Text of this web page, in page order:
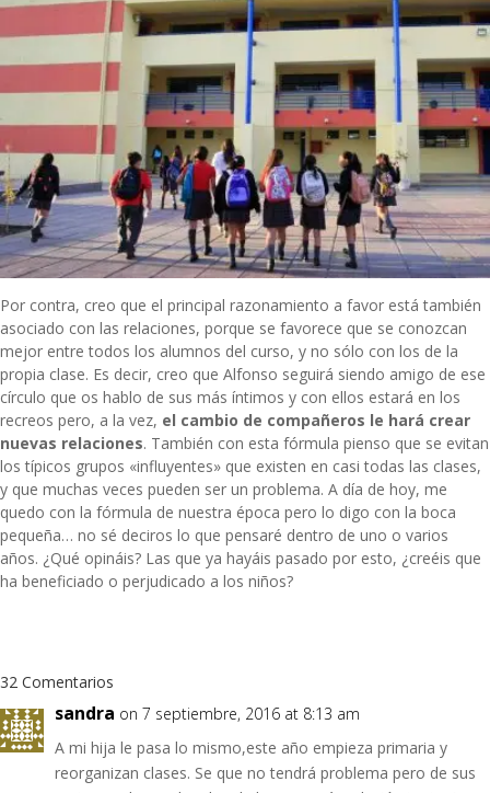
Por contra, creo que el principal razonamiento a favor está también
asociado con las relaciones, porque se favorece que se conozcan
mejor entre todos los alumnos del curso, y no sólo con los de la
propia clase. Es decir, creo que Alfonso seguirá siendo amigo de ese
círculo que os hablo de sus más íntimos y con ellos estará en los
recreos pero, a la vez, el cambio de compañeros le hará crear
nuevas relaciones. También con esta fórmula pienso que se evitan
los típicos grupos «influyentes» que existen en casi todas las clases,
y que muchas veces pueden ser un problema. A día de hoy, me
quedo con la fórmula de nuestra época pero lo digo con la boca
pequeña… no sé deciros lo que pensaré dentro de uno o varios
años. ¿Qué opináis? Las que ya hayáis pasado por esto, ¿creéis que
ha beneficiado o perjudicado a los niños?
32 Comentarios
sandra on 7 septiembre, 2016 at 8:13 am
A mi hija le pasa lo mismo,este año empieza primaria y
reorganizan clases. Se que no tendrá problema pero de sus